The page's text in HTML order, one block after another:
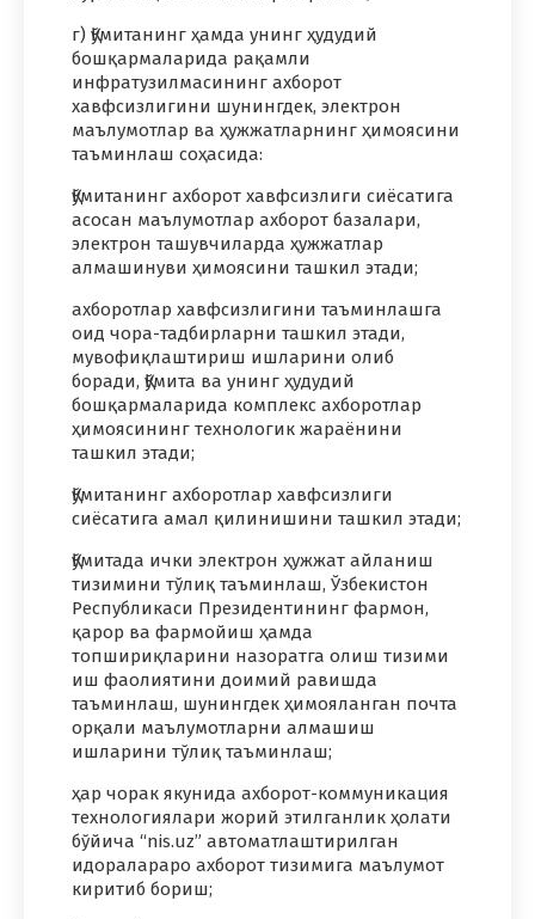
г) Қўмитанинг ҳамда унинг ҳудудий
бошқармаларида рақамли
инфратузилмасининг ахборот
хавфсизлигини шунингдек, электрон
маълумотлар ва ҳужжатларнинг ҳимоясини
таъминлаш соҳасида:
Қўмитанинг ахборот хавфсизлиги сиёсатига
асосан маълумотлар ахборот базалари,
электрон ташувчиларда ҳужжатлар
алмашинуви ҳимоясини ташкил этади;
ахборотлар хавфсизлигини таъминлашга
оид чора-тадбирларни ташкил этади,
мувофиқлаштириш ишларини олиб
боради, Қўмита ва унинг ҳудудий
бошқармаларида комплекс ахборотлар
ҳимоясининг технологик жараёнини
ташкил этади;
Қўмитанинг ахборотлар хавфсизлиги
сиёсатига амал қилинишини ташкил этади;
Қўмитада ички электрон ҳужжат айланиш
тизимини тўлиқ таъминлаш, Ўзбекистон
Республикаси Президентининг фармон,
қарор ва фармойиш ҳамда
топшириқларини назоратга олиш тизими
иш фаолиятини доимий равишда
таъминлаш, шунингдек ҳимояланган почта
орқали маълумотларни алмашиш
ишларини тўлиқ таъминлаш;
ҳар чорак якунида ахборот-коммуникация
технологиялари жорий этилганлик ҳолати
бўйича “nis.uz” автоматлаштирилган
идоралараро ахборот тизимига маълумот
киритиб бориш;